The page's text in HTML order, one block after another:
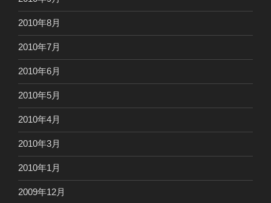
2010年8月
2010年7月
2010年6月
2010年5月
2010年4月
2010年3月
2010年1月
2009年12月